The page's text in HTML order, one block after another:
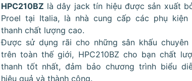
HPC210BZ là dây jack tín hiệu được sản xuất
Proel tại Italia, là nhà cung cấp các phụ kiện
thanh chất lượng cao.
Được sử dụng rãi cho những sân khấu chuyên
trên toàn thế giới, HPC210BZ cho bạn chất
thanh tốt nhất, đảm bảo chương trình biểu
hiệu quả và thành công.